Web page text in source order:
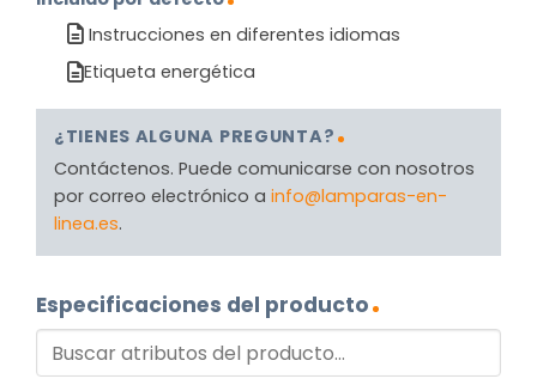
Instrucciones en diferentes idiomas
Etiqueta energética
¿TIENES ALGUNA PREGUNTA?
Contáctenos. Puede comunicarse con nosotros
por correo electrónico a info@lamparas-en-
linea.es.
Especificaciones del producto